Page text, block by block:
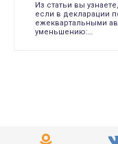
Из статьи вы
если в декларации
ежеквартальными
уменьшению:…